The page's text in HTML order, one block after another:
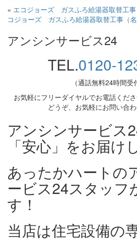
« エコジョーズ ガスふろ給湯器取替工事
コジョーズ ガスふろ給湯器取替工事（名
アンシンサービス24
TEL.0120-
（通話無料24時間受
お気軽にフリーダイヤルでお電話くださ
どうぞ、お気軽にお問い合わ
アンシンサービス
「安心」をお届け
あったかハートの
ービス24スタッフ
す！
当店は住宅設備の